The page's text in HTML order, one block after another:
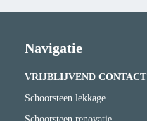
Navigatie
VRIJBLIJVEND CONTACT
Schoorsteen lekkage